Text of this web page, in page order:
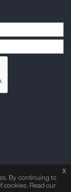
南
By continuing to
cookies. Read our
x